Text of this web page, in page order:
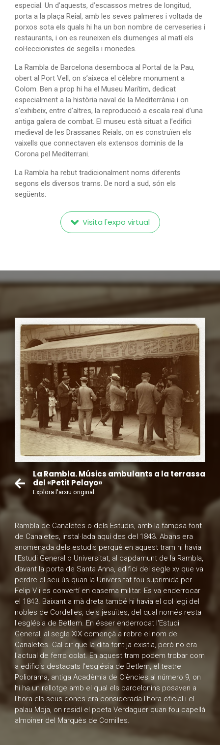
especial. Un d’aquests, d’escassos metres de longitud,
porta a la plaça Reial, amb les seves palmeres i voltada de
porxos sota els quals hi ha un bon nombre de cerveseries i
restaurants, i on es reuneixen els diumenges al matí els
col·leccionistes de segells i monedes.
La Rambla de Barcelona desemboca al Portal de la Pau,
obert al Port Vell, on s’aixeca el cèlebre monument a
Colom. Ben a prop hi ha el Museu Marítim, dedicat
especialment a la història naval de la Mediterrània i on
s’exhibeix, entre d’altres, la reproducció a escala real d’una
antiga galera de combat. El museu està situat a l’edifici
medieval de les Drassanes Reials, on es construïen els
vaixells que connectaven els extensos dominis de la
Corona pel Mediterrani.
La Rambla ha rebut tradicionalment noms diferents
segons els diversos trams. De nord a sud, són els
següents:
Visita l'expo virtual
La Rambla. Músics ambulants a la terrassa
del «Petit Pelayo»
Explora l'arxiu original
Rambla de Canaletes o dels Estudis, amb la famosa font
de Canaletes, instal·lada aquí des del 1843. Abans era
anomenada dels estudis perquè en aquest tram hi havia
l'Estudi General o Universitat, al capdamunt de la Rambla,
davant la porta de Santa Anna, edifici del segle xv que va
perdre el seu ús quan la Universitat fou suprimida per
Felip V i es convertí en caserna militar. Es va enderrocar
el 1843. Baixant a mà dreta també hi havia el col·legi del
nobles de Cordelles, dels jesuïtes, del qual només resta
l'església de Betlem. En ésser enderrocat l'Estudi
General, al segle XIX començà a rebre el nom de
Canaletes. Cal dir que la dita font ja existia, però no era
l'actual de ferro colat. En aquest tram podem trobar com
a edificis destacats l'església de Betlem, el teatre
Poliorama, antiga Acadèmia de Ciències al número 9, on
hi ha un rellotge amb el qual els barcelonins posaven a
l'hora els seus doncs era considerada l'hora oficial i el
palau Moja, on residí el poeta Verdaguer quan fou capellà
almoiner del Marquès de Comilles.